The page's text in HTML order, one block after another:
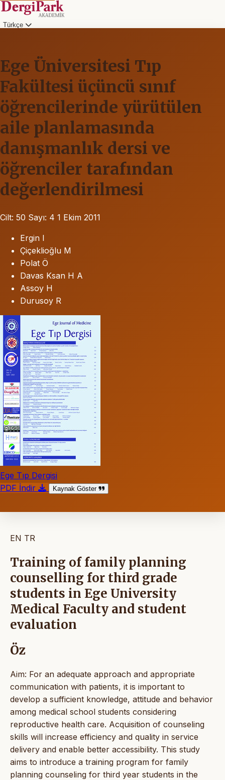
Türkçe
Ege Üniversitesi Tıp
Fakültesi üçüncü sınıf
öğrencilerinde yürütülen
aile planlamasında
danışmanlık dersi ve
öğrenciler tarafından
değerlendirilmesi
Cilt: 50 Sayı: 4 1 Ekim 2011
Ergin I
Çiçeklioğlu M
Polat Ö
Davas Ksan H A
Assoy H
Durusoy R
Ege Tıp Dergisi
PDF İndir
Kaynak Göster
EN TR
Training of family planning
counselling for third grade
students in Ege University
Medical Faculty and student
evaluation
Öz
Aim: For an adequate approach and appropriate
communication with patients, it is important to
develop a sufficient knowledge, attitude and behavior
among medical school students considering
reproductive health care. Acquisition of counseling
skills will increase efficiency and quality in service
delivery and enable better accessibility. This study
aims to introduce a training program for family
planning counseling for third year students in the